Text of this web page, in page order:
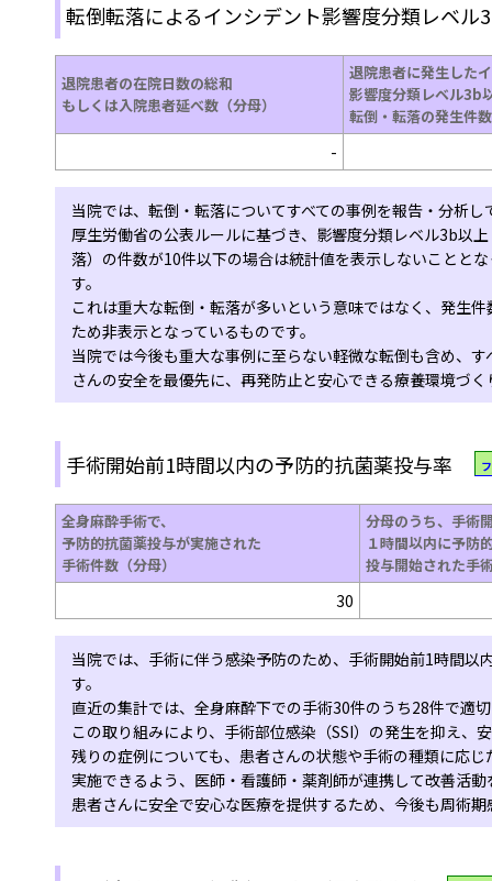
転倒転落によるインシデント影響度分類レベル
退院患者の在院日数の総和
もしくは入院患者延べ数（分母）
退院患者に発生した
影響度分類レベル3b
転倒・転落の発生件
-
当院では、転倒・転落についてすべての事例を報告・分析し
厚生労働省の公表ルールに基づき、影響度分類レベル3b以
落）の件数が10件以下の場合は統計値を表示しないことと
す。
これは重大な転倒・転落が多いという意味ではなく、発生
ため非表示となっているものです。
当院では今後も重大な事例に至らない軽微な転倒も含め、
さんの安全を最優先に、再発防止と安心できる療養環境づ
手術開始前1時間以内の予防的抗菌薬投与率
全身麻酔手術で、
予防的抗菌薬投与が実施された
手術件数（分母）
分母のうち、手術
１時間以内に予防
投与開始された手
30
当院では、手術に伴う感染予防のため、手術開始前1時間
す。
直近の集計では、全身麻酔下での手術30件のうち28件で適
この取り組みにより、手術部位感染（SSI）の発生を抑え、
残りの症例についても、患者さんの状態や手術の種類に応
実施できるよう、医師・看護師・薬剤師が連携して改善活
患者さんに安全で安心な医療を提供するため、今後も周術